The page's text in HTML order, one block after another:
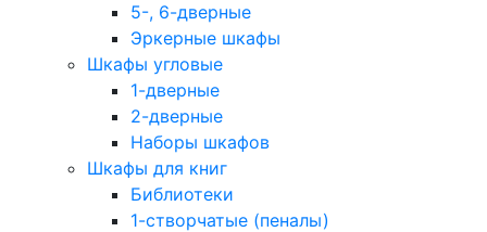
5-, 6-дверные
Эркерные шкафы
Шкафы угловые
1-дверные
2-дверные
Наборы шкафов
Шкафы для книг
Библиотеки
1-створчатые (пеналы)